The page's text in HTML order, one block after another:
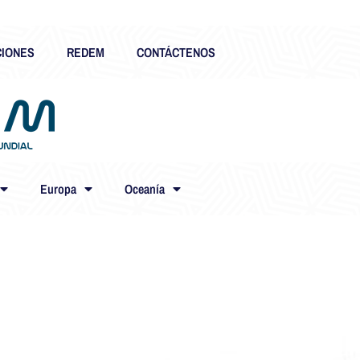
REDEM CONTÁCTENOS
Europa Oceanía